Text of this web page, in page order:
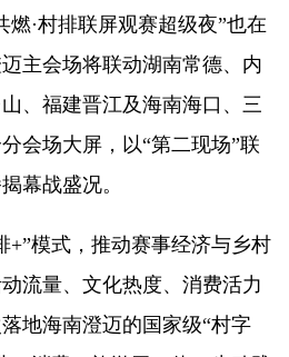
·村排联屏观赛超级夜”也在
主会场将联动湖南常德、内
、福建晋江及海南海口、三
会场大屏，以“第二现场”联
幕战盛况。
模式，推动赛事经济与乡村
流量、文化热度、消费活力
地海南澄迈的国家级“村字